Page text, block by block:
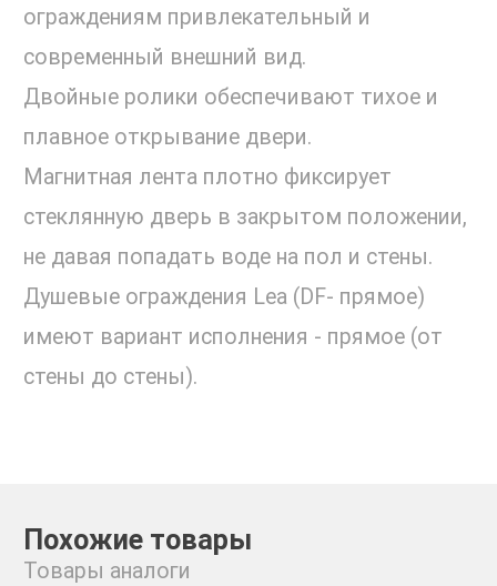
ограждениям привлекательный и
современный внешний вид.
Двойные ролики обеспечивают тихое и
плавное открывание двери.
Магнитная лента плотно фиксирует
стеклянную дверь в закрытом положении,
не давая попадать воде на пол и стены.
Душевые ограждения Lea (DF- прямое)
имеют вариант исполнения - прямое (от
стены до стены).
Похожие товары
Товары аналоги